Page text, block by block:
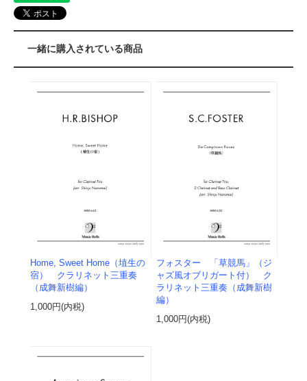
一緒に購入されている商品
Home, Sweet Home（埴生の
宿） クラリネット三重奏
（成舞新樹編）
1,000円(内税)
フォスター 「草競馬」（ジ
ャズ風オブリガート付） ク
ラリネット三重奏（成舞新樹
編）
1,000円(内税)